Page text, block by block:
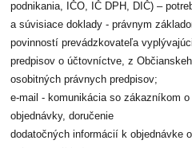
podnikania, IČO, IČ DPH, DIČ) –
a súvisiace doklady - právnym
povinností prevádzkovateľa
predpisov o účtovníctve, z
osobitných právnych predpisov;
e-mail - komunikácia so zákazníkom
objednávky, doručenie
dodatočných informácií k objednávke